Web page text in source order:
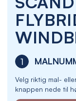
1
Velg riktig mal-
knappen nede til
the
beginning
the
gallery